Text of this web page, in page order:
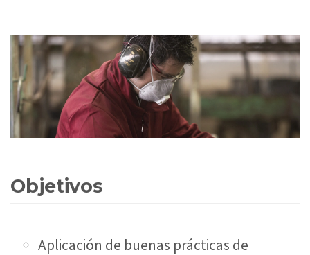
Objetivos
Aplicación de buenas prácticas de